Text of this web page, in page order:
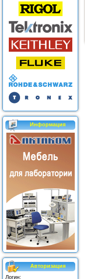
Информация
Авторизация
Логин: